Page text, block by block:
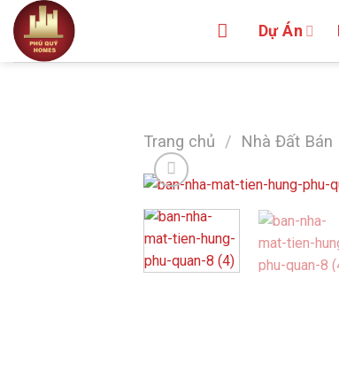
Skip
content
Dự Án
Trang chủ / Nhà Đất Bán